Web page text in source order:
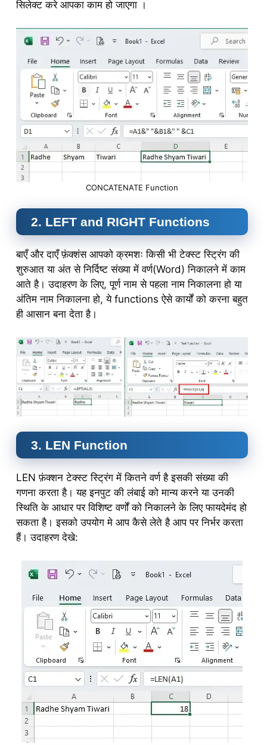
सिलेक्ट करे आपका काम हो जाएगा ।
CONCATENATE Function
2. LEFT and RIGHT Functions
बाएँ और दाएँ फ़ंक्शंस आपको क्रमशः किसी भी टेक्स्ट स्ट्रिंग की
शुरुआत या अंत से निर्दिष्ट संख्या में वर्ण(Word) निकालने में काम
आते है। उदाहरण के लिए, पूर्ण नाम से पहला नाम निकालना हो या
अंतिम नाम निकालना हो, ये functions ऐसे कार्यों को करना बहुत
ही आसान बना देता है।
3. LEN Function
LEN फ़ंक्शन टेक्स्ट स्ट्रिंग में कितने वर्ण है इसकी संख्या की
गणना करता है। यह इनपुट की लंबाई को मान्य करने या उनकी
स्थिति के आधार पर विशिष्ट वर्णों को निकालने के लिए फायदेमंद हो
सकता है। इसको उपयोग मे आप कैसे लेते है आप पर निर्भर करता
हैं। उदाहरण देखे: